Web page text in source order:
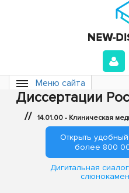
Меню сайта
Диссертации
// 14.01.00 - Клиническая
Открыть
более 800
Дигитальная